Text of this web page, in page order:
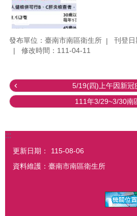
發布單位：臺南市南區衛生所
刊登日
修改時間：111-04-11
5/19(四)上午因新冠
111年3/29~3/30南
:::
更新日期：
115-08-06
資料維護：臺南市南區衛生所